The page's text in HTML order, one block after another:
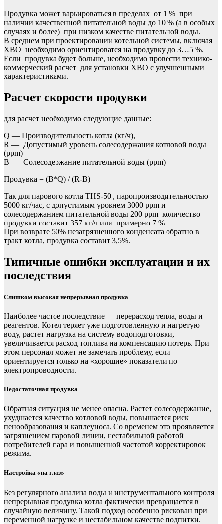
Продувка может варьироваться в пределах от 1 % при
наличии качественной питательной воды до 10 % (а в особых
случаях и более) при низком качестве питательной воды.
В среднем при проектировании котельной системы, включая
ХВО необходимо ориентироватся на продувку до 3…5 %.
Если продувка будет больше, необходимо провести технико-
коммерческий расчет для установки ХВО с улучшенными
характеристиками.
Расчет скорости продувки
для расчет необходимо следующие данные:
Q — Производительность котла (кг/ч),
R — Допустимый уровень солесодержания котловой воды
(ppm)
B — Солесодержание питательной воды (ppm)
Продувка = (B*Q) / (R-B)
Так для парового котла THS-50 , паропроизводительностью
5000 кг/час, с допустимым уровнем 3000 ppm и
солесодержанием питательной воды 200 ррm количество
продувки составит 357 кг/ч или примерно 7 %.
При возврате 50% незагрязненного конденсата обратно в
тракт котла, продувка составит 3,5%.
Типичные ошибки эксплуатации и их
последствия
Слишком высокая непрерывная продувка
Наиболее частое последствие — перерасход тепла, воды и
реагентов. Котел теряет уже подготовленную и нагретую
воду, растет нагрузка на систему водоподготовки,
увеличивается расход топлива на компенсацию потерь. При
этом персонал может не замечать проблему, если
ориентируется только на «хорошие» показатели по
электропроводности.
Недостаточная продувка
Обратная ситуация не менее опасна. Растет солесодержание,
ухудшается качество котловой воды, повышается риск
пенообразования и каплеуноса. Со временем это проявляется
загрязнением паровой линии, нестабильной работой
потребителей пара и повышенной частотой корректировок
режима.
Настройка «на глаз»
Без регулярного анализа воды и инструментального контроля
непрерывная продувка котла фактически превращается в
случайную величину. Такой подход особенно рискован при
переменной нагрузке и нестабильном качестве подпитки.